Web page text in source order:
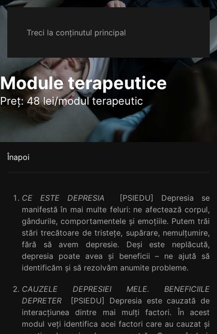
Treci la conținutul principal
Module terapeutice
Preț: 48 lei/modul terapeutic
Înapoi
CE ESTE DEPRESIA [PSIEDU] Depresia se
manifestă în mai multe feluri: ne afectează corpul,
gândurile, comportamentele și emoțiile. Putem trăi
stări trecătoare de tristețe, supărare, nemulțumire,
fără să avem depresie. Deși este neplăcută,
depresia poate avea și beneficii – ne ajută să
identificăm și să rezolvăm anumite probleme.
CAUZELE DEPRESIEI MELE. BENEFICIILE
DEPRETER [PSIEDU] Depresia este cauzată de
interacțiunea dintre mai mulți factori. În acest
modul veți identifica acei factori care au cauzat și